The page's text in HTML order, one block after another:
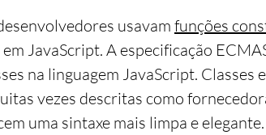
usavamfunções
JavaScript. A especificação
na linguagem JavaScript.
vezes descritas como
uma sintaxe mais limpa e